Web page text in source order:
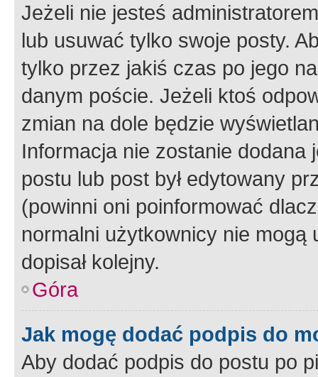
Jeżeli nie jesteś
lub usuwać tylko swoje posty.
tylko przez jakiś czas po jego
danym poście. Jeżeli ktoś
zmian na dole będzie
Informacja nie zostanie dodana
postu lub post był edytowany
(powinni oni poinformować
normalni użytkownicy nie
dopisał kolejny.
Góra
Jak mogę dodać podpis do
Aby dodać podpis do postu po